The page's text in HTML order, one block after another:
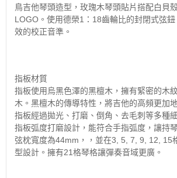
鳥吉他琴頭造型，玫瑰木琴頭貼片搭配白貝
LOGO。使用德榮1：18齒輪比的封閉式弦
效的校正音準。
指板材質
指板使用烏黑色澤的黑檀木，擁有緊密的木
木。黑檀木的傳導特性，將吉他的高頻更加
指板經過拋光、打磨、倒角、去毛刺等多種
指板弧度打磨設計，能符合手指弧度，讓持
弦枕寬度為44mm，，並在3, 5, 7, 9, 12, 15
型設計。擁有21格琴格讓彈奏音域更廣。